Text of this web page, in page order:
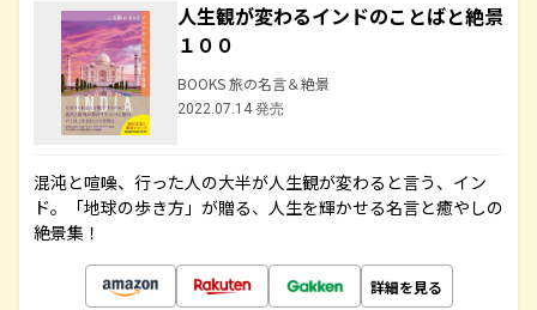
人生観が変わるインドのことばと絶景
１００
BOOKS 旅の名言＆絶景
2022.07.14 発売
混沌と喧噪、行った人の大半が人生観が変わると言う、イン
ド。「地球の歩き方」が贈る、人生を輝かせる名言と癒やしの
絶景集！
詳細を見る